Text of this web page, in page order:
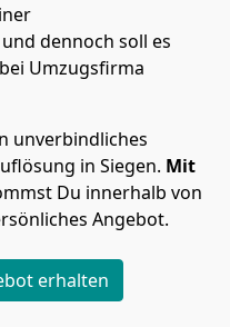
dennoch soll es
Umzugsfirma
unverbindliches
in Siegen. Mit
Du innerhalb von
Angebot.
erhalten